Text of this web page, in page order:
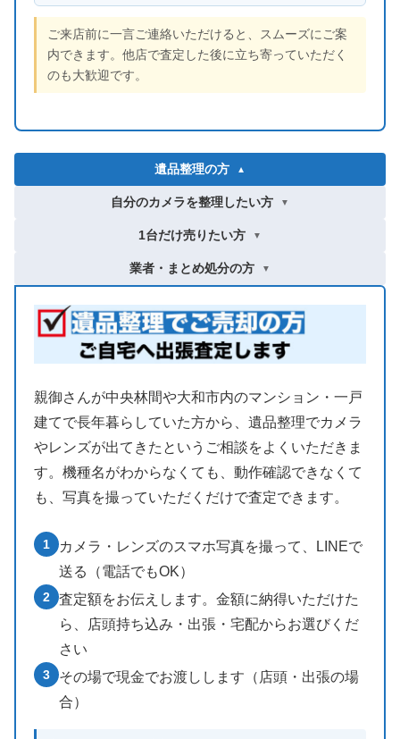
ご来店前に一言ご連絡いただけると、スムーズにご案
内できます。他店で査定した後に立ち寄っていただく
のも大歓迎です。
遺品整理の方 ▼
自分のカメラを整理したい方 ▼
1台だけ売りたい方 ▼
業者・まとめ処分の方 ▼
親御さんが中央林間や大和市内のマンション・一戸
建てで長年暮らしていた方から、遺品整理でカメラ
やレンズが出てきたというご相談をよくいただきま
す。機種名がわからなくても、動作確認できなくて
も、写真を撮っていただくだけで査定できます。
1
カメラ・レンズのスマホ写真を撮って、LINEで
送る（電話でもOK）
2
査定額をお伝えします。金額に納得いただけた
ら、店頭持ち込み・出張・宅配からお選びくだ
さい
3
その場で現金でお渡しします（店頭・出張の場
合）